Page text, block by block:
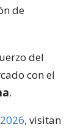
de
del
con el
.
, visitan